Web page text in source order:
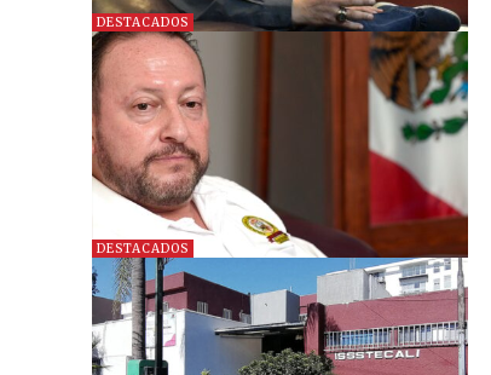
DESTACADOS
DESTACADOS